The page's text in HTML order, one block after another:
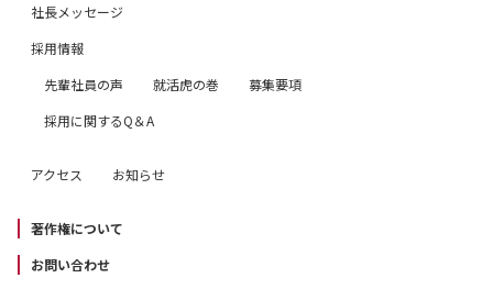
社長メッセージ
採用情報
先輩社員の声
就活虎の巻
募集要項
採用に関するQ＆A
アクセス お知らせ
著作権について
お問い合わせ